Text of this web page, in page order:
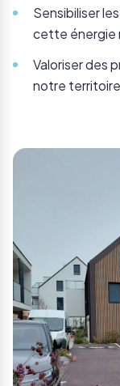
Sensibiliser
cette énergie
Valoriser des
notre